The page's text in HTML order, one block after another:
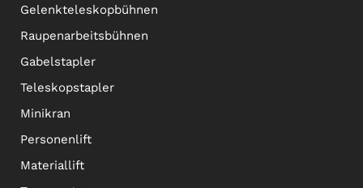
Gelenkteleskopbühnen
Raupenarbeitsbühnen
Gabelstapler
Teleskopstapler
Minikran
Personenlift
Materiallift